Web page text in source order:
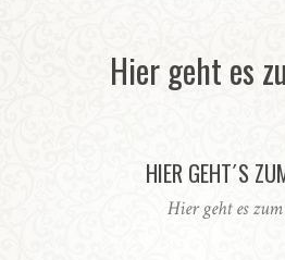
Hier geht es
HIER GEHT´S
Hier geht es